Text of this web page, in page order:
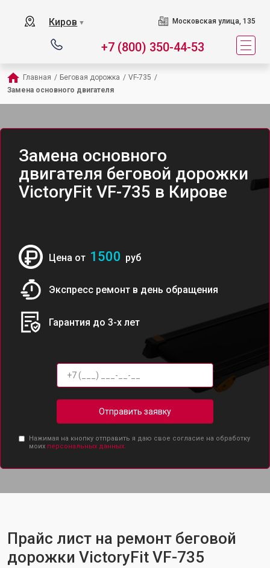
Киров ▼ Московская улица, 135
+7 (800) 350-44-53
Главная / Беговая дорожка / VF-735 /
Замена основного двигателя
Замена основного
двигателя беговой дорожки
VictoryFit VF-735 в Кирове
Цена от 1500 руб
Экспресс ремонт в день обращения
Гарантия до 3-х лет
Отправить заявку
Нажимая на кнопку отправить я даю свое согласие на обработку
моих персональных данных.
Прайс лист на ремонт беговой
дорожки VictoryFit VF-735